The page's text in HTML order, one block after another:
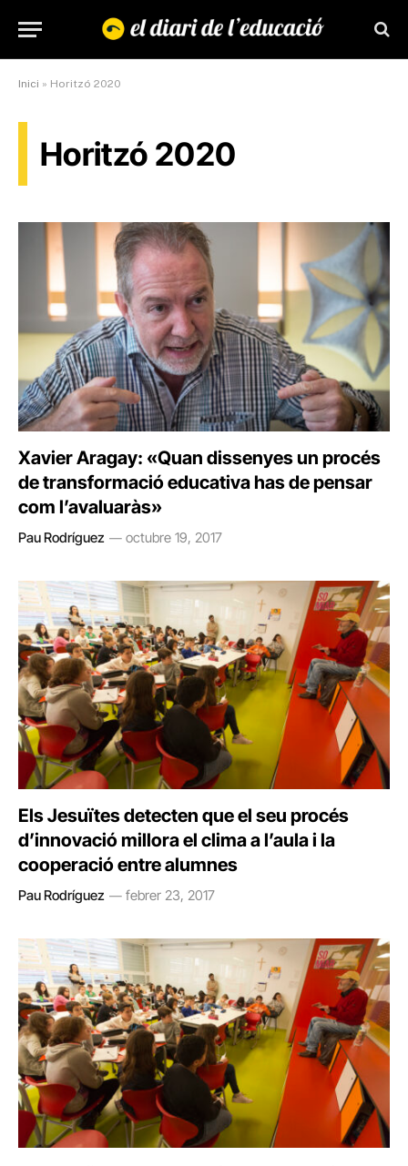
Inici » Horitzó 2020
Horitzó 2020
Xavier Aragay: «Quan dissenyes un procés
de transformació educativa has de pensar
com l’avaluaràs»
Pau Rodríguez octubre 19, 2017
Els Jesuïtes detecten que el seu procés
d’innovació millora el clima a l’aula i la
cooperació entre alumnes
Pau Rodríguez febrer 23, 2017